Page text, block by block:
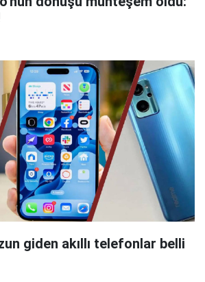
giden akıllı telefonlar belli